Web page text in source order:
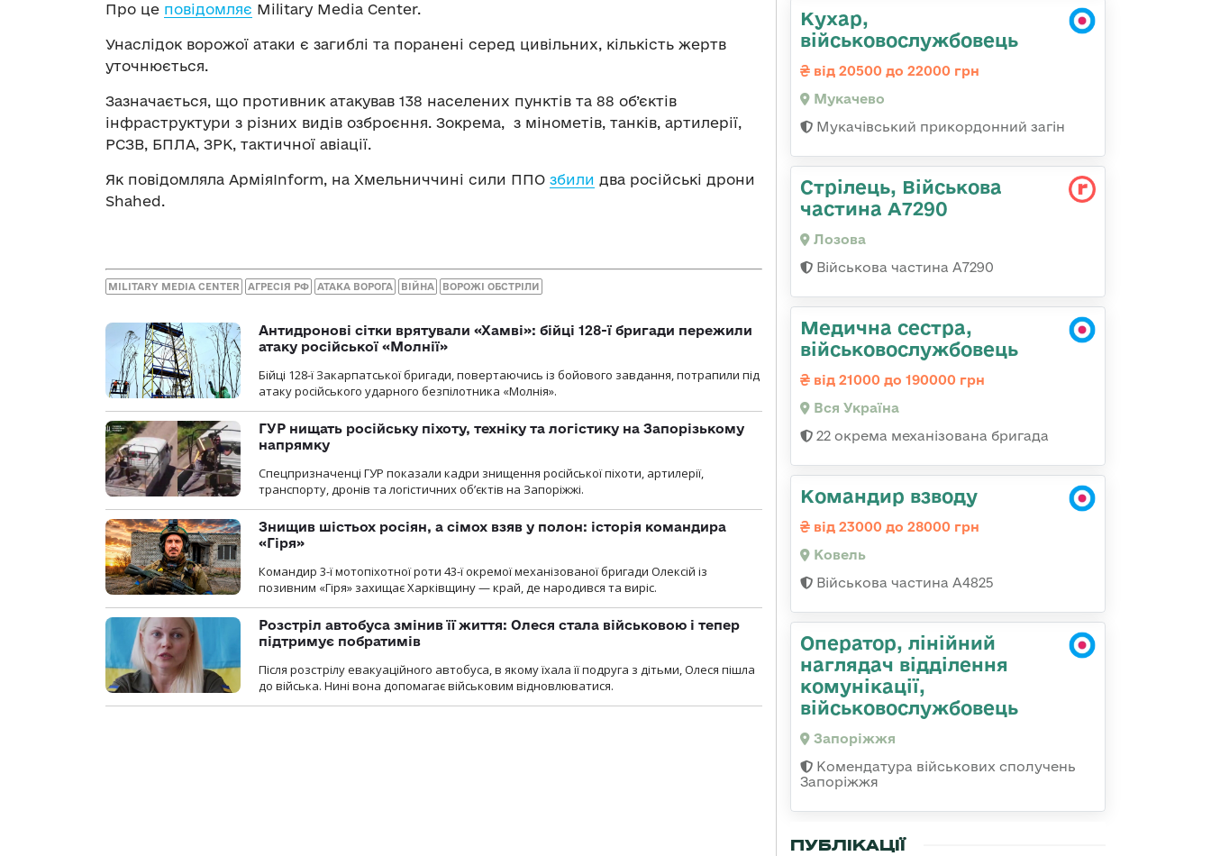
Про це повідомляє Military Media Center.
Унаслідок ворожої атаки є загиблі та поранені серед цивільних, кількість жертв
уточнюється.
Зазначається, що противник атакував 138 населених пунктів та 88 об’єктів
інфраструктури з різних видів озброєння. Зокрема, з мінометів, танків, артилерії,
РСЗВ, БПЛА, ЗРК, тактичної авіації.
Як повідомляла АрміяInform, на Хмельниччині сили ППО збили два російські дрони
Shahed.
MILITARY MEDIA CENTER АГРЕСІЯ РФ АТАКА ВОРОГА ВІЙНА ВОРОЖІ ОБСТРІЛИ
Антидронові сітки врятували «Хамві»: бійці 128-ї бригади пережили
атаку російської «Молнії»
Бійці 128-ї Закарпатської бригади, повертаючись із бойового завдання, потрапили під
атаку російського ударного безпілотника «Молнія».
ГУР нищать російську піхоту, техніку та логістику на Запорізькому
напрямку
Спецпризначенці ГУР показали кадри знищення російської піхоти, артилерії,
транспорту, дронів та логістичних об’єктів на Запоріжжі.
Знищив шістьох росіян, а сімох взяв у полон: історія командира
«Гіря»
Командир 3-ї мотопіхотної роти 43-ї окремої механізованої бригади Олексій із
позивним «Гіря» захищає Харківщину — край, де народився та виріс.
Розстріл автобуса змінив її життя: Олеся стала військовою і тепер
підтримує побратимів
Після розстрілу евакуаційного автобуса, в якому їхала її подруга з дітьми, Олеся пішла
до війська. Нині вона допомагає військовим відновлюватися.
Кухар,
військовослужбовець
від 20500 до 22000 грн
Мукачево
Мукачівський прикордонний загін
Стрілець, Військова
частина А7290
Лозова
Військова частина А7290
Медична сестра,
військовослужбовець
від 21000 до 190000 грн
Вся Україна
22 окрема механізована бригада
Командир взводу
від 23000 до 28000 грн
Ковель
Військова частина А4825
Оператор, лінійний
наглядач відділення
комунікації,
військовослужбовець
Запоріжжя
Комендатура військових сполучень
Запоріжжя
ПУБЛІКАЦІЇ